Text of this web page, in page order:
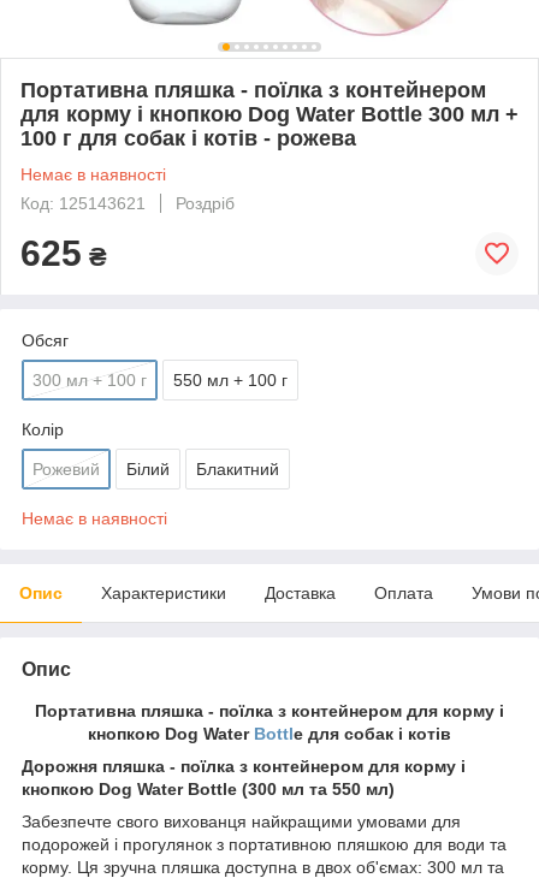
Портативна пляшка - поїлка з контейнером
для корму і кнопкою Dog Water Bottle 300 мл +
100 г для собак і котів - рожева
Немає в наявності
Код: 125143621
Роздріб
625 ₴
Обсяг
300 мл + 100 г 550 мл + 100 г
Колір
Рожевий Білий Блакитний
Немає в наявності
Опис Характеристики Доставка Оплата Умови
Опис
Портативна пляшка - поїлка з контейнером для корму і
кнопкою Dog Water Bottle для собак і котів
Дорожня пляшка - поїлка з контейнером для корму і
кнопкою Dog Water Bottle (300 мл та 550 мл)
Забезпечте свого вихованця найкращими умовами для
подорожей і прогулянок з портативною пляшкою для води та
корму. Ця зручна пляшка доступна в двох об'ємах: 300 мл та